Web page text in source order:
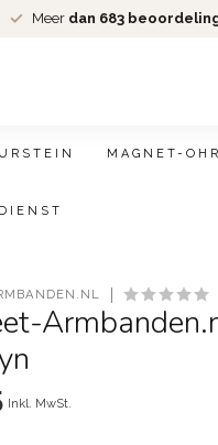
Meer dan 683
MAGNET-
Inkl. MwSt.